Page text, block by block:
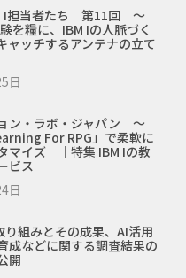
I担当者たち 第11回 ～
を糧に、IBM Iの人脈づく
ャッチするアンテナの立て
日
ン・ラボ・ジャパン ～
For RPG」で柔軟に
マイズ ｜特集 IBM Iの教
ビス
日
り組みとその成果、AI活用
成などに関する調査結果の
開